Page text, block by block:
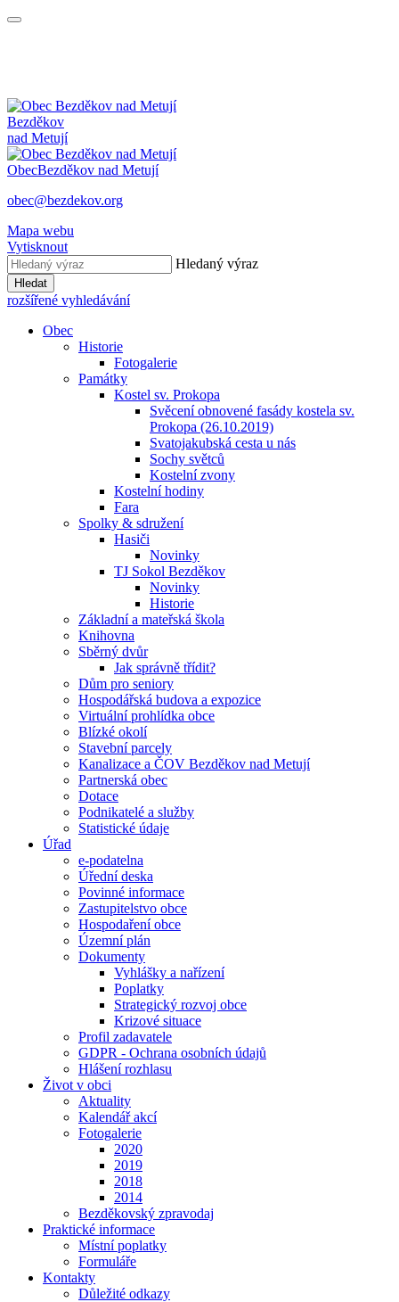
Bezděkov
nad Metují
ObecBezděkov nad Metují
obec@bezdekov.org
Mapa webu
Vytisknout
Hledaný výraz
Hledat
rozšířené vyhledávání
Obec
Historie
Fotogalerie
Památky
Kostel sv. Prokopa
Svěcení obnovené fasády kostela sv.
Prokopa (26.10.2019)
Svatojakubská cesta u nás
Sochy světců
Kostelní zvony
Kostelní hodiny
Fara
Spolky & sdružení
Hasiči
Novinky
TJ Sokol Bezděkov
Novinky
Historie
Základní a mateřská škola
Knihovna
Sběrný dvůr
Jak správně třídit?
Dům pro seniory
Hospodářská budova a expozice
Virtuální prohlídka obce
Blízké okolí
Stavební parcely
Kanalizace a ČOV Bezděkov nad Metují
Partnerská obec
Dotace
Podnikatelé a služby
Statistické údaje
Úřad
e-podatelna
Úřední deska
Povinné informace
Zastupitelstvo obce
Hospodaření obce
Územní plán
Dokumenty
Vyhlášky a nařízení
Poplatky
Strategický rozvoj obce
Krizové situace
Profil zadavatele
GDPR - Ochrana osobních údajů
Hlášení rozhlasu
Život v obci
Aktuality
Kalendář akcí
Fotogalerie
2020
2019
2018
2014
Bezděkovský zpravodaj
Praktické informace
Místní poplatky
Formuláře
Kontakty
Důležité odkazy